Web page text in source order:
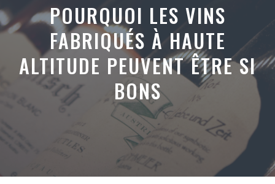
POURQUOI LES VINS
FABRIQUÉS À HAUTE
ALTITUDE PEUVENT ÊTRE SI
BONS